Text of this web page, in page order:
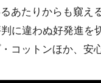
あたりからも窺え
に違わぬ好発進を
コットンほか、安